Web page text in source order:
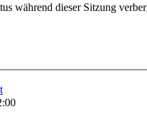
während dieser Sitzung